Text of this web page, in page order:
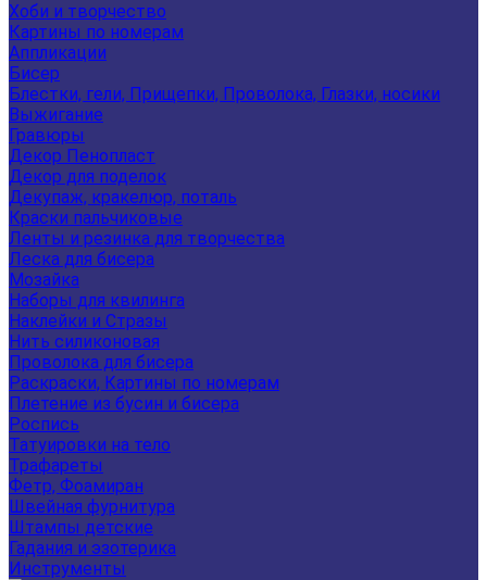
Хоби и творчество
Картины по номерам
Аппликации
Бисер
Блестки, гели, Прищепки, Проволока, Глазки, носики
Выжигание
Гравюры
Декор Пенопласт
Декор для поделок
Декупаж, кракелюр, поталь
Краски пальчиковые
Ленты и резинка для творчества
Леска для бисера
Мозайка
Наборы для квилинга
Наклейки и Стразы
Нить силиконовая
Проволока для бисера
Раскраски, Картины по номерам
Плетение из бусин и бисера
Роспись
Татуировки на тело
Трафареты
Фетр, Фоамиран
Швейная фурнитура
Штампы детские
Гадания и эзотерика
Инструменты